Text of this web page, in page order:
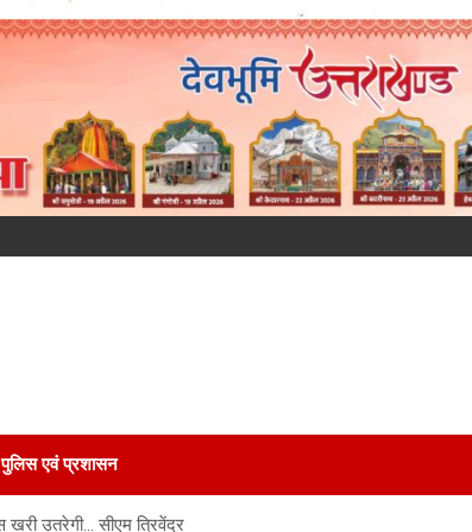
पुलिस एवं प्रशासन
खरी उतरेगी… सीएम त्रिवेंद्र